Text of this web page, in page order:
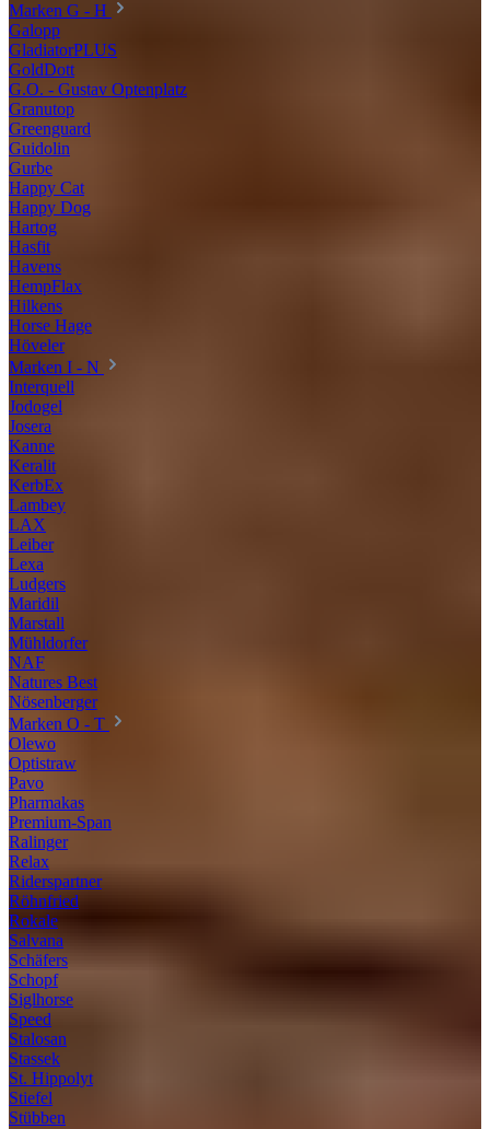
Marken G - H
Galopp
GladiatorPLUS
GoldDott
G.O. - Gustav Optenplatz
Granutop
Greenguard
Guidolin
Gurbe
Happy Cat
Happy Dog
Hartog
Hasfit
Havens
HempFlax
Hilkens
Horse Hage
Höveler
Marken I - N
Interquell
Jodogel
Josera
Kanne
Keralit
KerbEx
Lambey
LAX
Leiber
Lexa
Ludgers
Maridil
Marstall
Mühldorfer
NAF
Natures Best
Nösenberger
Marken O - T
Olewo
Optistraw
Pavo
Pharmakas
Premium-Span
Ralinger
Relax
Riderspartner
Röhnfried
Rokale
Salvana
Schäfers
Schopf
Siglhorse
Speed
Stalosan
Stassek
St. Hippolyt
Stiefel
Stübben